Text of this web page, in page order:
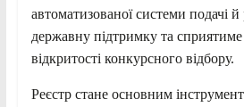
автоматизованої системи подачі й
державну підтримку та сприятиме
відкритості конкурсного відбору.
Реєстр стане основним